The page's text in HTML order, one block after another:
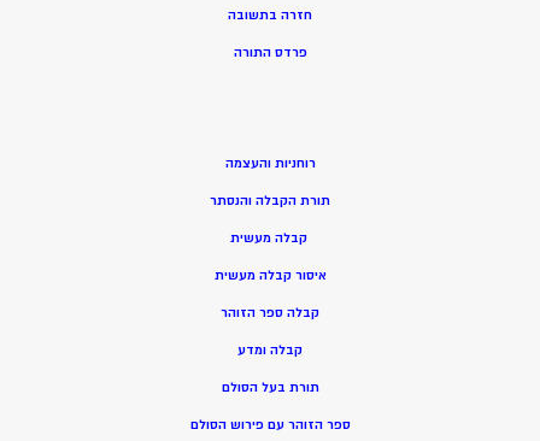
חזרה בתשובה
פרדס התורה
רוחניות והעצמה
תורת הקבלה והנסתר
קבלה מעשית
איסור קבלה מעשית
קבלה ספר הזוהר
קבלה ומדע
תורת בעל הסולם
ספר הזוהר עם פירוש הסולם